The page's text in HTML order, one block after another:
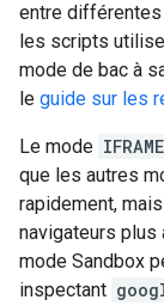
entre différentes
les scripts
mode de bac à
le guide sur les
Le mode IFRAME
que les autres
rapidement,
navigateurs plus
mode Sandbox
inspectant